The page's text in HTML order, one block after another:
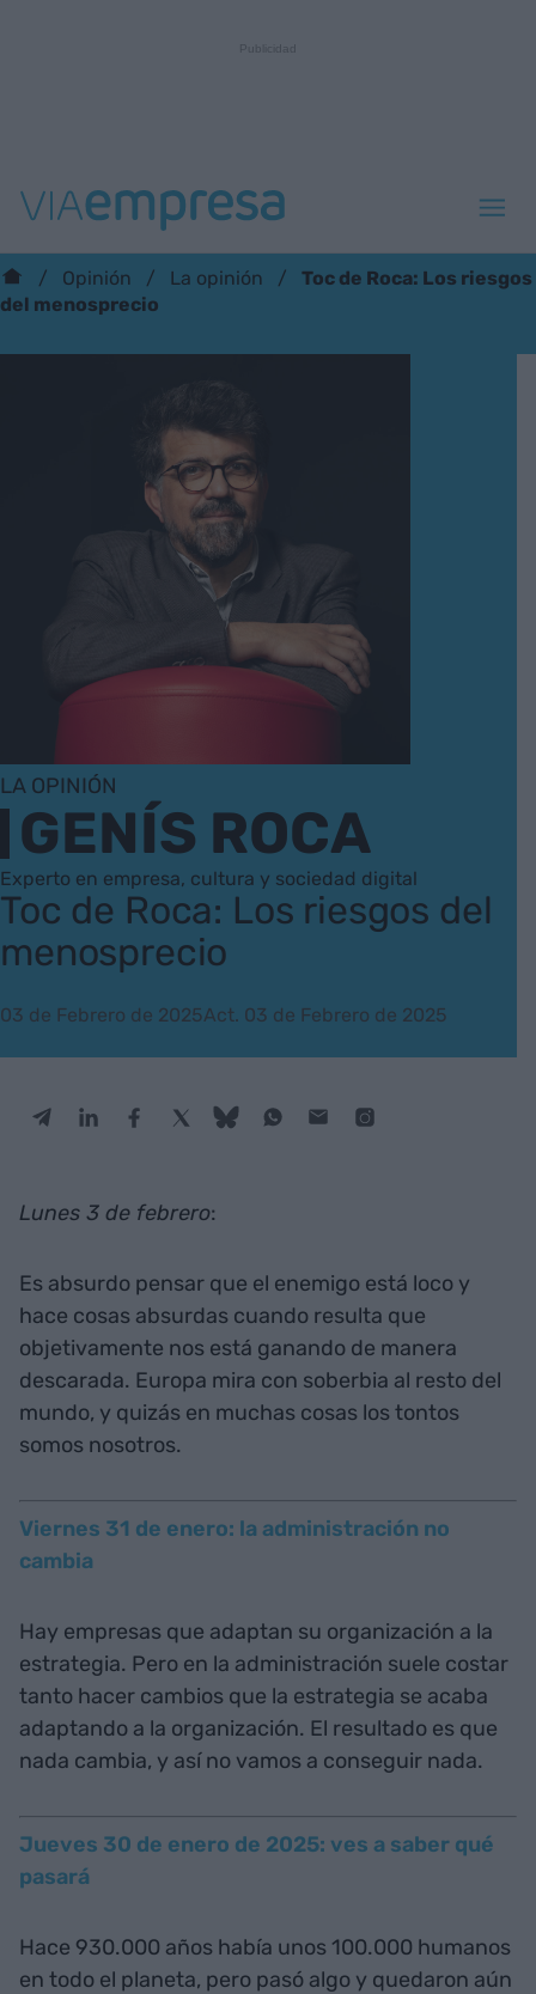
Opinión La opinión
Toc de Roca: Los riesgos
del menosprecio
LA OPINIÓN
GENÍS ROCA
Experto en empresa, cultura y sociedad digital
Toc de Roca: Los riesgos del
menosprecio
03 de Febrero de 2025Act. 03 de Febrero de 2025
Lunes 3 de febrero:
Es absurdo pensar que el enemigo está loco y
hace cosas absurdas cuando resulta que
objetivamente nos está ganando de manera
descarada. Europa mira con soberbia al resto del
mundo, y quizás en muchas cosas los tontos
somos nosotros.
Viernes 31 de enero: la administración no
cambia
Hay empresas que adaptan su organización a la
estrategia. Pero en la administración suele costar
tanto hacer cambios que la estrategia se acaba
adaptando a la organización. El resultado es que
nada cambia, y así no vamos a conseguir nada.
Jueves 30 de enero de 2025: ves a saber qué
pasará
Hace 930.000 años había unos 100.000 humanos
en todo el planeta, pero pasó algo y quedaron aún